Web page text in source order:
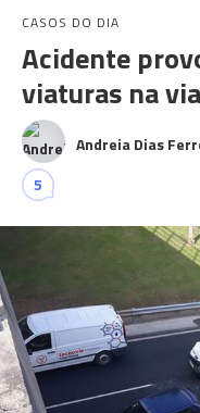
CASOS DO DIA
Acidente
viaturas na
Andreia Dias
5